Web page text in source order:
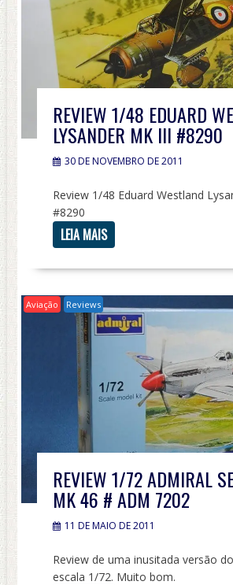
REVIEW 1/48 EDUARD
LYSANDER MK III #8290
30 DE NOVEMBRO DE 2011
Review 1/48 Eduard Westland
#8290
LEIA MAIS
Aviação Reviews
REVIEW 1/72 ADMIRAL
MK 46 # ADM 7202
11 DE MAIO DE 2011
Review de uma inusitada versão
escala 1/72. Muito bom.